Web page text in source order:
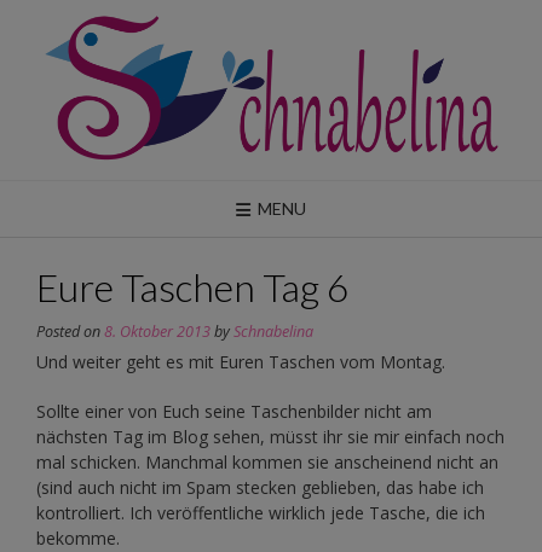
content
MENU
Eure Taschen Tag 6
Posted on8. Oktober 2013bySchnabelina
Und weiter geht es mit Euren Taschen vom Montag.
Sollte einer von Euch seine Taschenbilder nicht am
nächsten Tag im Blog sehen, müsst ihr sie mir einfach noch
mal schicken. Manchmal kommen sie anscheinend nicht an
(sind auch nicht im Spam stecken geblieben, das habe ich
kontrolliert. Ich veröffentliche wirklich jede Tasche, die ich
bekomme.